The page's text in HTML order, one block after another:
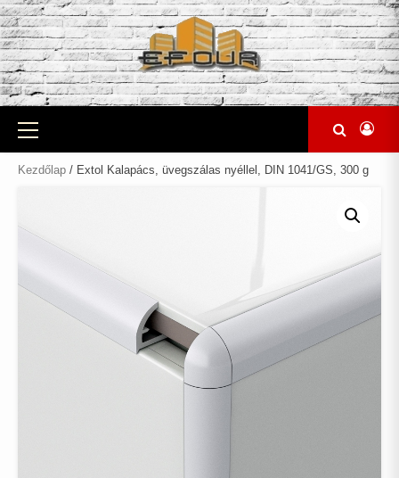
Skip
to
content
Primary
Menu
Kezdőlap / Extol Kalapács, üvegszálas nyéllel, DIN 1041/GS, 300 g